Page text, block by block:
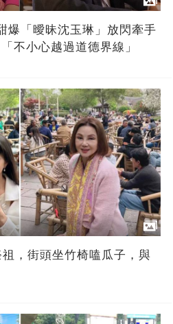
爆「曖昧沈玉琳」放閃牽手
不小心越過道德界線」
，街頭坐竹椅嗑瓜子，與